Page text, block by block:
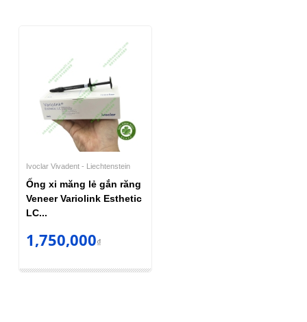
Ivoclar Vivadent - Liechtenstein
Ống xi măng lẻ gắn răng
Veneer Variolink Esthetic
LC...
1,750,000₫